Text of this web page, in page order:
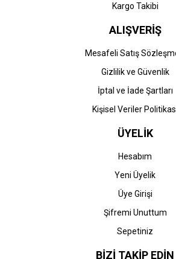
Kargo Takibi
ALIŞVERİŞ
Mesafeli Satış
Gizlilik ve Güvenlik
İptal ve İade Şartları
Kişisel Veriler
ÜYELİK
Hesabım
Yeni Üyelik
Üye Girişi
Şifremi Unuttum
Sepetiniz
BİZİ TAKİP EDİN